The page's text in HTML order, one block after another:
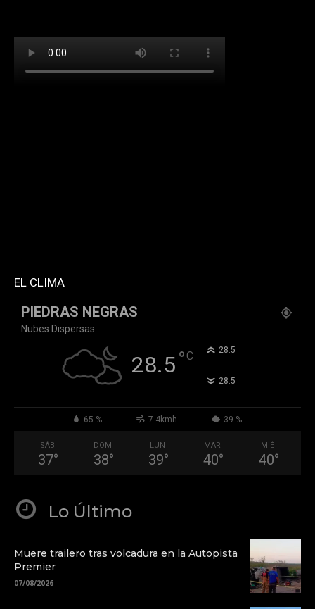
EL CLIMA
PIEDRAS NEGRAS
Nubes Dispersas
28.5°C 28.5
28.5
65 % 7.4kmh 39 %
SÁB
37°
DOM
38°
LUN
39°
MAR
40°
MIÉ
40°
Lo Último
Muere trailero tras volcadura en la Autopista
Premier
07/08/2026